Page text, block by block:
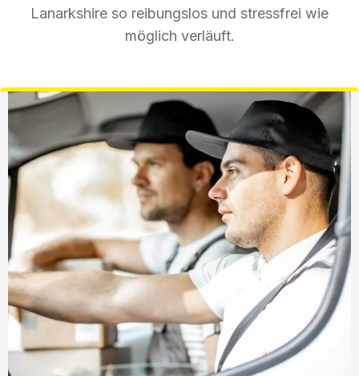
Lanarkshire so reibungslos und stressfrei wie
möglich verläuft.